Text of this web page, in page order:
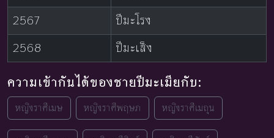
2567
ปีมะโรง
2568
ปีมะเส็ง
ความเข้ากันได้ของชายปีมะเมียกับ:
หญิงราศีเมษ หญิงราศีพฤษภ หญิงราศีเมถุน